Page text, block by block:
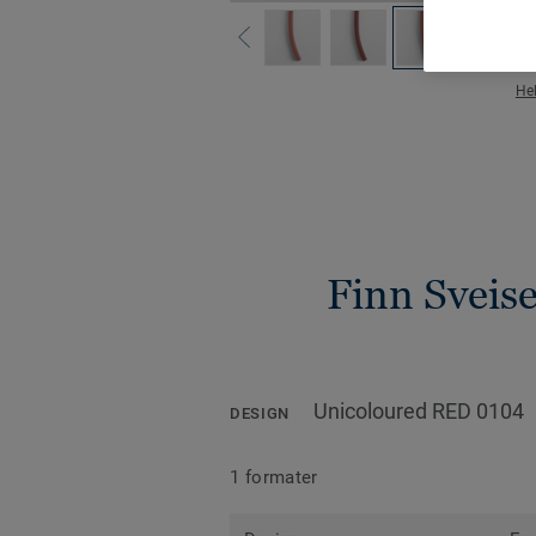
Finn
DESIGN Unicoloured RED 0104
1 formater